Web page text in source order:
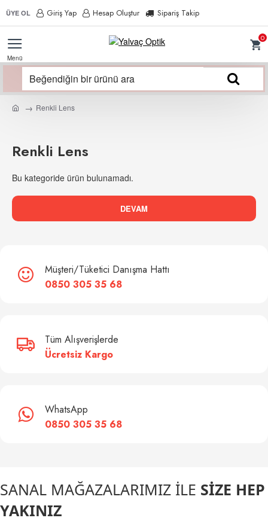
ÜYE OL Giriş Yap Hesap Oluştur Sipariş Takip
0
Renkli Lens
Renkli Lens
Bu kategoride ürün bulunamadı.
DEVAM
Müşteri/Tüketici Danışma Hattı
0850 305 35 68
Tüm Alışverişlerde
Ücretsiz Kargo
WhatsApp
0850 305 35 68
SANAL MAĞAZALARIMIZ İLE SİZE HEP
YAKINIZ